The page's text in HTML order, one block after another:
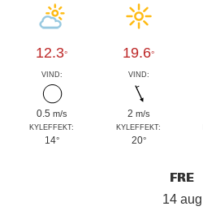
12.3°
VIND:
0.5 m/s
KYLEFFEKT:
14°
19.6°
VIND:
2 m/s
KYLEFFEKT:
20°
FRE
14 aug